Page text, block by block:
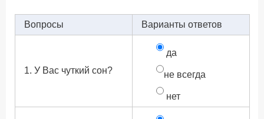
Вопросы Варианты ответов
1. У Вас чуткий сон?
да
не всегда
нет